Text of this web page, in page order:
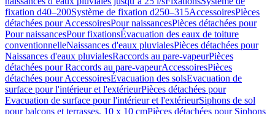
fixation d40–200Système de fixation d250–315AccessoiresPièces
détachées pour AccessoiresPour naissancesPièces détachées pour
Pour naissancesPour fixationsÉvacuation des eaux de toiture
conventionnelleNaissances d'eaux pluvialesPièces détachées pour
Naissances d'eaux pluvialesRaccords au pare-vapeurPièces
détachées pour Raccords au pare-vapeurAccessoiresPièces
détachées pour AccessoiresÉvacuation des solsEvacuation de
surface pour l'intérieur et l'extérieurPièces détachées pour
Evacuation de surface pour l'intérieur et l'extérieurSiphons de sol
pour balcons et terrasses, 10 x 10 cmPièces détachées pour Siphons